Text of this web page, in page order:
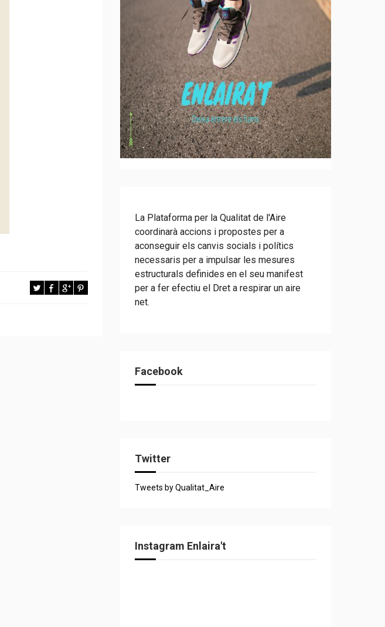
La Plataforma per la Qualitat de l'Aire
coordinarà accions i propostes per a
aconseguir els canvis socials i polítics
necessaris per a impulsar les mesures
estructurals definides en el seu manifest
per a fer efectiu el Dret a respirar un aire
net.
Facebook
Twitter
Tweets by Qualitat_Aire
Instagram Enlaira't